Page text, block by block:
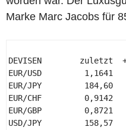
Marke Marc Jacobs für
DEVISEN        zuletzt
EUR/USD
EUR/JPY         184,60
EUR/CHF
EUR/GBP
USD/JPY         158,57